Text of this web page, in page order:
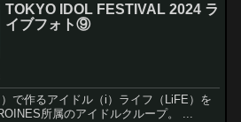
TOKYO IDOL FESTIVAL 2024 ラ
イブフォト⑨
で作るアイドル（i）ライフ（LiFE）を
所属のアイドルクループ。 ...